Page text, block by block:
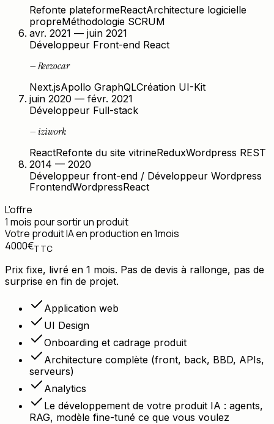
Refonte plateformeReactArchitecture logicielle
propreMéthodologie SCRUM
avr. 2021 — juin 2021
Développeur Front-end React
—Reezocar
Next.jsApollo GraphQLCréation UI-Kit
juin 2020 — févr. 2021
Développeur Full-stack
—iziwork
ReactRefonte du site vitrineReduxWordpress REST
2014 — 2020
Développeur front-end / Développeur Wordpress
FrontendWordpressReact
L'offre
1 mois pour sortir un produit
Votre produit IA en production en 1mois
4000€TTC
Prix fixe, livré en 1 mois. Pas de devis à rallonge, pas de
surprise en fin de projet.
Application web
UI Design
Onboarding et cadrage produit
Architecture complète (front, back, BBD, APIs,
serveurs)
Analytics
Le développement de votre produit IA : agents,
RAG, modèle fine-tuné ce que vous voulez